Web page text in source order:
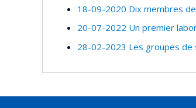
18-09-2020 Dix membres de
20-07-2022 Un premier
28-02-2023 Les groupes de